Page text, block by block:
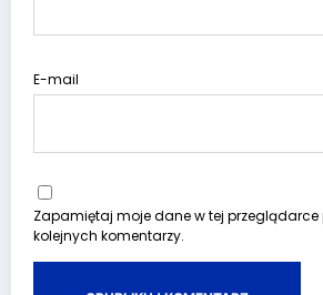
E-mail
Zapamiętaj moje dane w tej
kolejnych komentarzy.